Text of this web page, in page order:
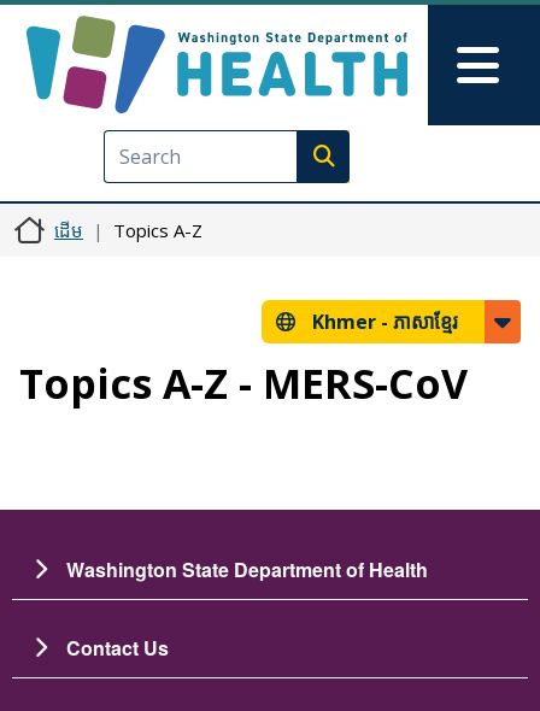
Execute search
ដើម Topics A-Z
Khmer - ភាសាខ្មែរ
Topics A-Z - MERS-CoV
Washington State Department of Health
Contact Us